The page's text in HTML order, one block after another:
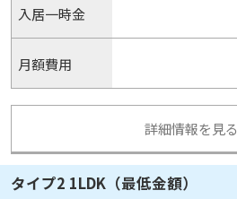
入居一時金
月額費用
詳細情報を見る
タイプ2 1LDK（最低金額）